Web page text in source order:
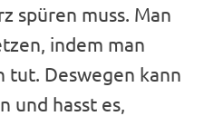
spüren muss. Man
indem man
tut. Deswegen kann
und hasst es,